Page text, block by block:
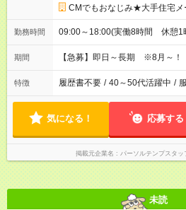
CMでもおなじみ★大手住宅メ
勤務時間 09:00～18:00(実働8時間 休憩1
期間 【急募】即日～長期 ※8月～！
特徴 履歴書不要 / 40～50代活躍中 /
気になる！ 応募する
掲載元企業名 パーソルテンプスタ
未読